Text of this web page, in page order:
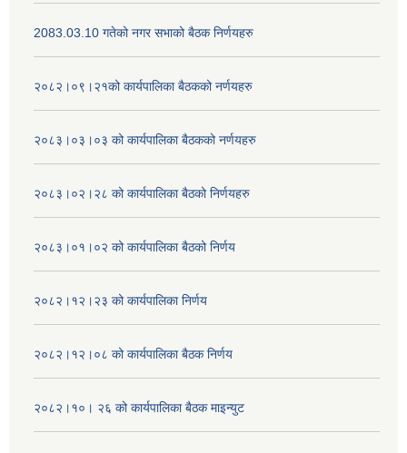
2083.03.10 गतेको नगर सभाको बैठक निर्णयहरु
२०८२।०९।२१को कार्यपालिका बैठकको नर्णयहरु
२०८३।०३।०३ को कार्यपालिका बैठकको नर्णयहरु
२०८३।०२।२८ को कार्यपालिका बैठको निर्णयहरु
२०८३।०१।०२ को कार्यपालिका बैठको निर्णय
२०८२।१२।२३ को कार्यपालिका निर्णय
२०८२।१२।०८ को कार्यपालिका बैठक निर्णय
२०८२।१०। २६ को कार्यपालिका बैठक माइन्युट